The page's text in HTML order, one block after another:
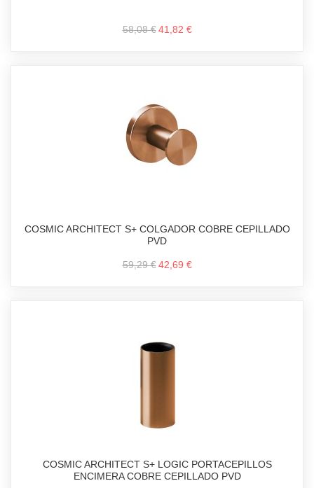
58,08 € 41,82 €
COSMIC ARCHITECT S+ COLGADOR COBRE CEPILLADO
PVD
59,29 € 42,69 €
COSMIC ARCHITECT S+ LOGIC PORTACEPILLOS
ENCIMERA COBRE CEPILLADO PVD